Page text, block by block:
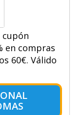
en compras
60€. Válido